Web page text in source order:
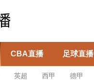
CBA直播 足球直播
英超 西甲 德甲